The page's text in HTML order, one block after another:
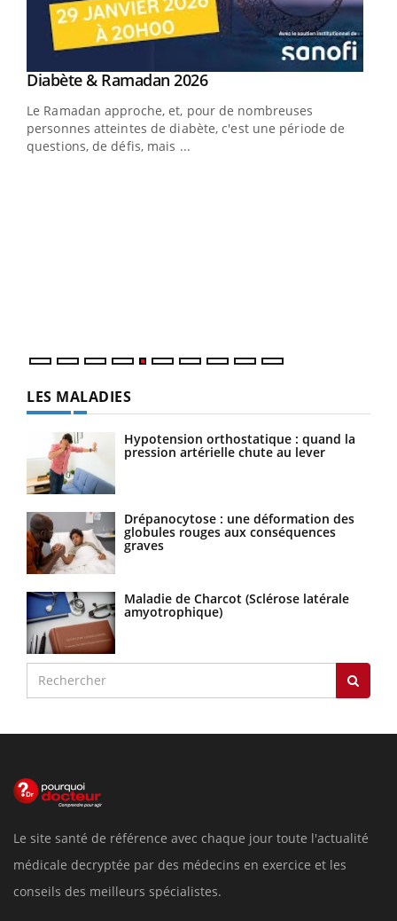
Youtube
Diabète & Ramadan 2026Youtube
Le Ramadan approche, et, pour de nombreuses
personnes atteintes de diabète, c'est une période de
questions, de défis, mais ...
LES MALADIES
Hypotension orthostatique : quand la
pression artérielle chute au lever
Drépanocytose : une déformation des
globules rouges aux conséquences
graves
Maladie de Charcot (Sclérose latérale
amyotrophique)
Le site santé de référence avec chaque jour toute l'actualité
médicale decryptée par des médecins en exercice et les
conseils des meilleurs spécialistes.